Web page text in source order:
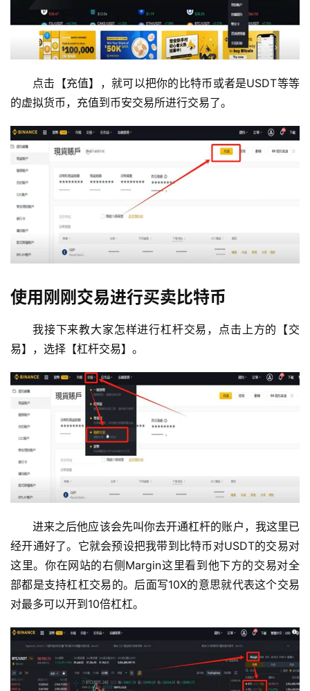
点击【充值】，就可以把你的比特币或者是USDT等等
的虚拟货币，充值到币安交易所进行交易了。
使用刚刚交易进行买卖比特币
我接下来教大家怎样进行杠杆交易，点击上方的【交
易】，选择【杠杆交易】。
进来之后他应该会先叫你去开通杠杆的账户，我这里已
经开通好了。它就会预设把我带到比特币对USDT的交易对
这里。你在网站的右侧Margin这里看到他下方的交易对全
部都是支持杠杠交易的。后面写10X的意思就代表这个交易
对最多可以开到10倍杠杠。